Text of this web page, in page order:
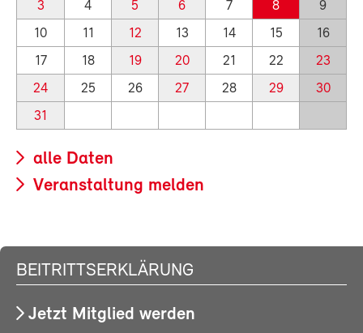
3 4 5 6 7 8
9
10
11 12 13 14 15
16
17
18 19 20 21 22
23
24
25 26 27 28 29
30
31
alle Daten
Veranstaltung melden
BEITRITTSERKLÄRUNG
Jetzt Mitglied werden